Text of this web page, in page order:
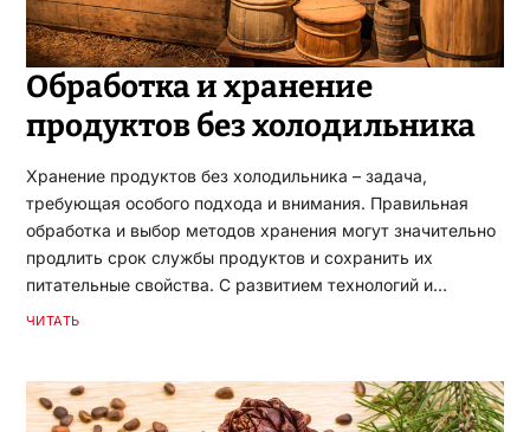
Обработка и хранение
продуктов без холодильника
Хранение продуктов без холодильника – задача,
требующая особого подхода и внимания. Правильная
обработка и выбор методов хранения могут значительно
продлить срок службы продуктов и сохранить их
питательные свойства. С развитием технологий и…
ЧИТАТЬ